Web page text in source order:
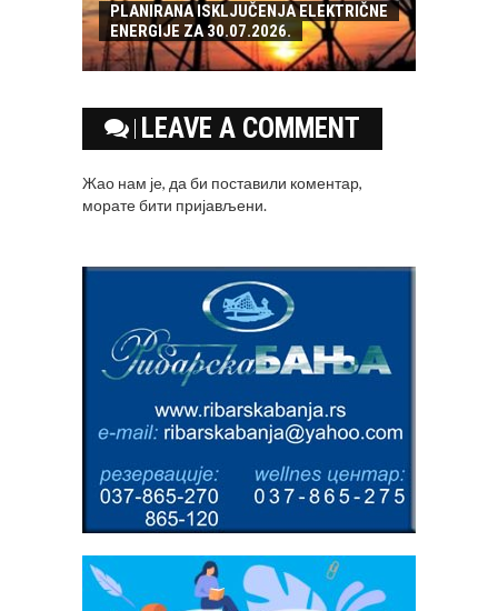
PLANIRANA ISKLJUČENJA ELEKTRIČNE
ENERGIJE ZA 30.07.2026.
LEAVE A COMMENT
Жао нам је, да би поставили коментар,
моратебити пријављени.